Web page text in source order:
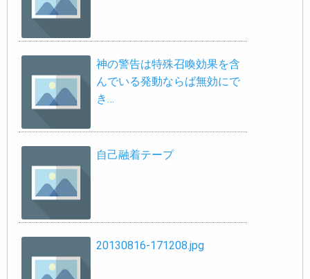
神の警告は特殊召喚効果を含
んでいる発動ならば無効にで
き…
自己融着テープ
20130816-171208.jpg